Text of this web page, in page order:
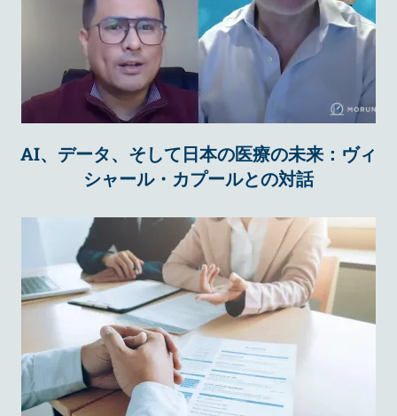
AI、データ、そして日本の医療の未来：ヴィ
シャール・カプールとの対話